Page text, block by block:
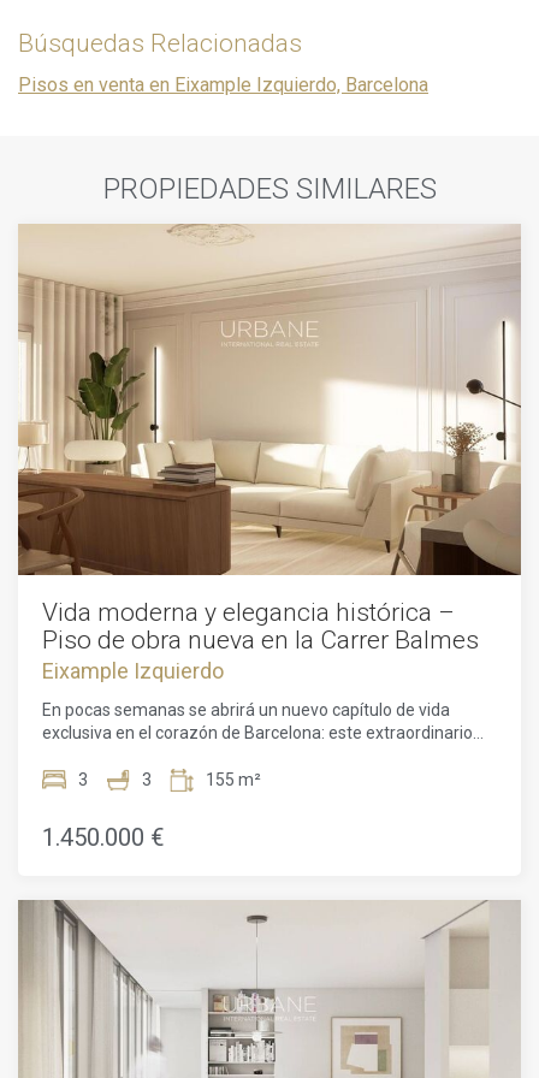
Búsquedas Relacionadas
Pisos en venta en Eixample Izquierdo, Barcelona
PROPIEDADES SIMILARES
Vida moderna y elegancia histórica –
Piso de obra nueva en la Carrer Balmes
Eixample Izquierdo
En pocas semanas se abrirá un nuevo capítulo de vida
exclusiva en el corazón de Barcelona: este extraordinario
pleno Eixample, estará terminado en los próximos dos
representa una oportunidad única para instalarse en una de
las zonas más codiciadas de la ciudad.Desde el primer
distribución cuidadosamente diseñada combinan la
elegancia con el máximo confort. Sus tres dormitorios
ofrecen espacio para la tranquilidad y el descanso, ideales
para familias o para quienes deseen disponer de un
despacho en casa o de una habitación de invitados. A ello se
suman tres elegantes baños, acabados con materiales de
alta calidad y un estilo contemporáneo. Un práctico cuarto
3 3 155 m²
1.450.000 €